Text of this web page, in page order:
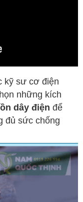
kỹ sư cơ điện
những kích
dây điện để
đủ sức chống